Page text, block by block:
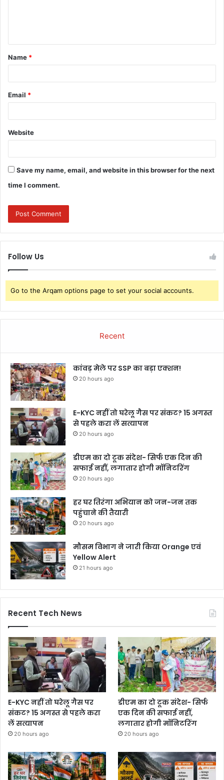
t
*
Name *
Email *
Website
Save my name, email, and website in this browser for the next
time I comment.
Follow Us
Go to the Arqam options page to set your social accounts.
Recent
कांवड़ मेले पर SSP का बड़ा एक्शन!
20 hours ago
E-KYC नहीं तो घरेलू गैस पर संकट? 15 अगस्त
से पहले करा लें सत्यापन
20 hours ago
डीएम का दो टूक संदेश- सिर्फ एक दिन की
सफाई नहीं, लगातार होगी मॉनिटरिंग
20 hours ago
हर घर तिरंगा अभियान को जन-जन तक
पहुंचाने की तैयारी
20 hours ago
मौसम विभाग ने जारी किया Orange एवं
Yellow Alert
21 hours ago
Recent Tech News
E-KYC नहीं तो घरेलू गैस पर
संकट? 15 अगस्त से पहले करा
लें सत्यापन
20 hours ago
डीएम का दो टूक संदेश- सिर्फ
एक दिन की सफाई नहीं,
लगातार होगी मॉनिटरिंग
20 hours ago